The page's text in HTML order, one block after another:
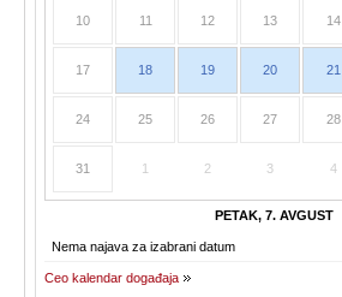
10 11 12 13 14
17 18 19 20 21
24 25 26 27 28
31 1 2 3 4
PETAK, 7. AVGUST
Nema najava za izabrani datum
Ceo kalendar događaja